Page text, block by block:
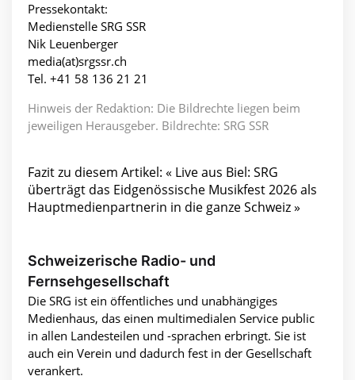
Pressekontakt:
Medienstelle SRG SSR
Nik Leuenberger
media(at)srgssr.ch
Tel. +41 58 136 21 21
Hinweis der Redaktion: Die Bildrechte liegen beim
jeweiligen Herausgeber. Bildrechte: SRG SSR
Fazit zu diesem Artikel: « Live aus Biel: SRG
überträgt das Eidgenössische Musikfest 2026 als
Hauptmedienpartnerin in die ganze Schweiz »
Schweizerische Radio- und
Fernsehgesellschaft
Die SRG ist ein öffentliches und unabhängiges
Medienhaus, das einen multimedialen Service public
in allen Landesteilen und -sprachen erbringt. Sie ist
auch ein Verein und dadurch fest in der Gesellschaft
verankert.